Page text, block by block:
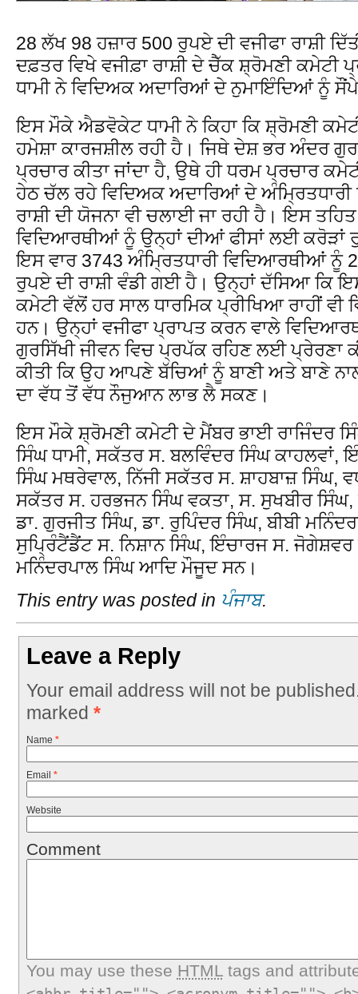
28 ਲੱਖ 98 ਹਜ਼ਾਰ 500 ਰੁਪਏ ਦੀ ਵਜੀਫਾ ਰਾਸ਼ੀ
ਦਫ਼ਤਰ ਵਿਖੇ ਵਜੀਫ਼ਾ ਰਾਸ਼ੀ ਦੇ ਚੈੱਕ ਸ਼੍ਰੋਮਣੀ ਕਮੇਟੀ
ਧਾਮੀ ਨੇ ਵਿਦਿਅਕ ਅਦਾਰਿਆਂ ਦੇ ਨੁਮਾਇੰਦਿਆਂ ਨੂੰ
ਇਸ ਮੌਕੇ ਐਡਵੋਕੇਟ ਧਾਮੀ ਨੇ ਕਿਹਾ ਕਿ ਸ਼੍ਰੋਮਣੀ
ਹਮੇਸ਼ਾ ਕਾਰਜਸ਼ੀਲ ਰਹੀ ਹੈ। ਜਿਥੇ ਦੇਸ਼ ਭਰ ਅੰਦਰ
ਪ੍ਰਚਾਰ ਕੀਤਾ ਜਾਂਦਾ ਹੈ, ਉਥੇ ਹੀ ਧਰਮ ਪ੍ਰਚਾਰ
ਹੇਠ ਚੱਲ ਰਹੇ ਵਿਦਿਅਕ ਅਦਾਰਿਆਂ ਦੇ
ਰਾਸ਼ੀ ਦੀ ਯੋਜਨਾ ਵੀ ਚਲਾਈ ਜਾ ਰਹੀ ਹੈ। ਇਸ
ਵਿਦਿਆਰਥੀਆਂ ਨੂੰ ਉਨ੍ਹਾਂ ਦੀਆਂ ਫੀਸਾਂ ਲਈ ਕਰੋੜਾਂ
ਇਸ ਵਾਰ 3743 ਅੰਮ੍ਰਿਤਧਾਰੀ ਵਿਦਿਆਰਥੀਆਂ ਨੂੰ
ਰੁਪਏ ਦੀ ਰਾਸ਼ੀ ਵੰਡੀ ਗਈ ਹੈ। ਉਨ੍ਹਾਂ ਦੱਸਿਆ ਕਿ
ਕਮੇਟੀ ਵੱਲੋਂ ਹਰ ਸਾਲ ਧਾਰਮਿਕ ਪ੍ਰੀਖਿਆ ਰਾਹੀਂ ਵੀ
ਹਨ। ਉਨ੍ਹਾਂ ਵਜੀਫਾ ਪ੍ਰਾਪਤ ਕਰਨ ਵਾਲੇ
ਗੁਰਸਿੱਖੀ ਜੀਵਨ ਵਿਚ ਪ੍ਰਪੱਕ ਰਹਿਣ ਲਈ ਪ੍ਰੇਰਣਾ
ਕੀਤੀ ਕਿ ਉਹ ਆਪਣੇ ਬੱਚਿਆਂ ਨੂੰ ਬਾਣੀ ਅਤੇ ਬਾਣੇ
ਦਾ ਵੱਧ ਤੋਂ ਵੱਧ ਨੌਜੁਆਨ ਲਾਭ ਲੈ ਸਕਣ।
ਇਸ ਮੌਕੇ ਸ਼੍ਰੋਮਣੀ ਕਮੇਟੀ ਦੇ ਮੈਂਬਰ ਭਾਈ ਰਾਜਿੰਦਰ
ਸਿੰਘ ਧਾਮੀ, ਸਕੱਤਰ ਸ. ਬਲਵਿੰਦਰ ਸਿੰਘ ਕਾਹਲਵਾਂ,
ਸਿੰਘ ਮਥਰੇਵਾਲ, ਨਿੱਜੀ ਸਕੱਤਰ ਸ. ਸ਼ਾਹਬਾਜ਼ ਸਿੰਘ,
ਸਕੱਤਰ ਸ. ਹਰਭਜਨ ਸਿੰਘ ਵਕਤਾ, ਸ. ਸੁਖਬੀਰ ਸਿੰਘ,
ਡਾ. ਗੁਰਜੀਤ ਸਿੰਘ, ਡਾ. ਰੁਪਿੰਦਰ ਸਿੰਘ, ਬੀਬੀ
ਸੁਪ੍ਰਿੰਟੈਂਡੈਂਟ ਸ. ਨਿਸ਼ਾਨ ਸਿੰਘ, ਇੰਚਾਰਜ ਸ.
ਮਨਿੰਦਰਪਾਲ ਸਿੰਘ ਆਦਿ ਮੌਜੂਦ ਸਨ।
This entry was posted in ਪੰਜਾਬ.
Leave a Reply
Your email address will not be
marked *
Name *
Email *
Website
Comment
You may use these HTMLtags and